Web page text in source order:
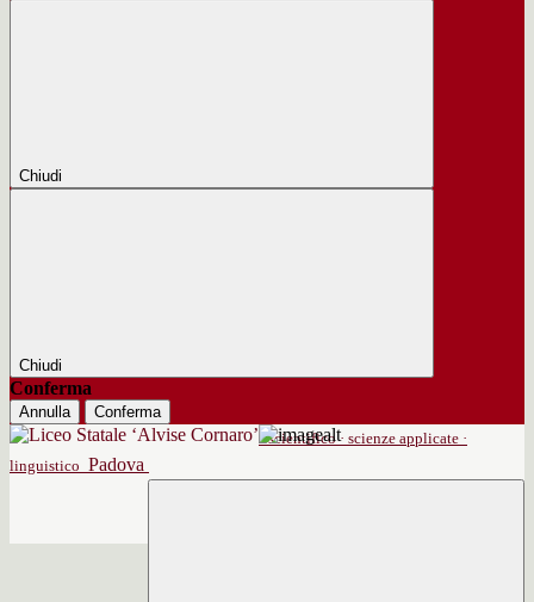
Chiudi
Chiudi
Conferma
Annulla
Conferma
scientifico · scienze applicate ·
linguistico Padova